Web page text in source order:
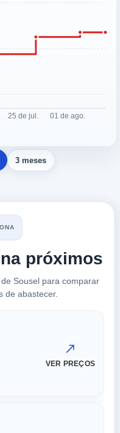
3 meses
próximos
Sousel para comparar
de abastecer.
Sousel
VER PREÇOS